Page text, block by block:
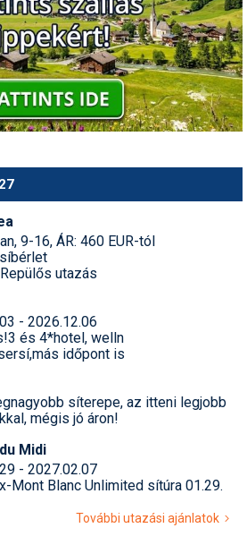
9-16, ÁR: 460 EUR-tól
utazás
- 2026.12.06
és 4*hotel, welln
időpont is
síterepe, az itteni legjobb
mégis jó áron!
Midi
- 2027.02.07
Mont Blanc Unlimited sítúra 01.29.
További utazási ajánlatok